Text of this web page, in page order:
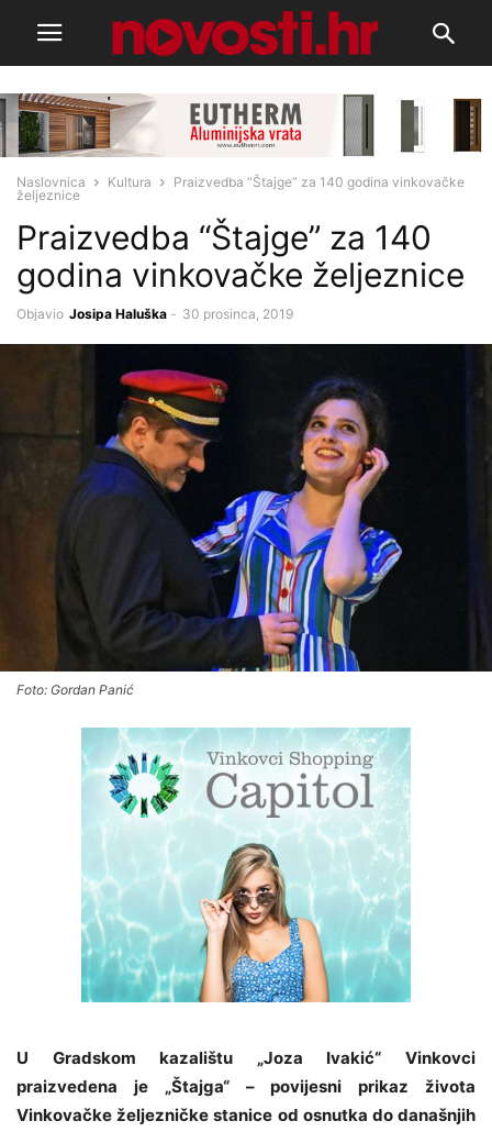
Naslovnica Kultura
Praizvedba “Štajge” za 140 godina vinkovačke
željeznice
Praizvedba “Štajge” za 140
godina vinkovačke željeznice
Objavio Josipa Haluška - 30 prosinca, 2019
Foto: Gordan Panić
U Gradskom kazalištu „Joza Ivakić“ Vinkovci
praizvedena je „Štajga“ – povijesni prikaz života
Vinkovačke željezničke stanice od osnutka do današnjih